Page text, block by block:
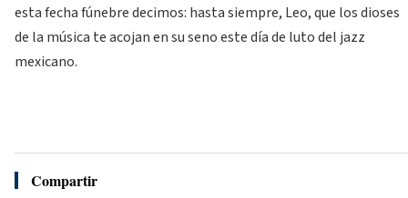
esta fecha fúnebre decimos: hasta siempre, Leo, que los dioses
de la música te acojan en su seno este día de luto del jazz
mexicano.
Compartir